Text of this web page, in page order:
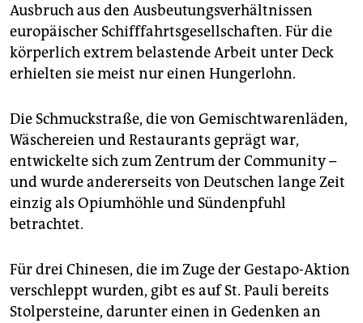
Ausbruch aus den Ausbeutungsverhältnissen
europäischer Schifffahrtsgesellschaften. Für die
körperlich extrem belastende Arbeit unter Deck
erhielten sie meist nur einen Hungerlohn.
Die Schmuckstraße, die von Gemischtwarenläden,
Wäschereien und Restaurants geprägt war,
entwickelte sich zum Zentrum der Community –
und wurde andererseits von Deutschen lange Zeit
einzig als Opiumhöhle und Sündenpfuhl
betrachtet.
Für drei Chinesen, die im Zuge der Gestapo-Aktion
verschleppt wurden, gibt es auf St. Pauli bereits
Stolpersteine, darunter einen in Gedenken an